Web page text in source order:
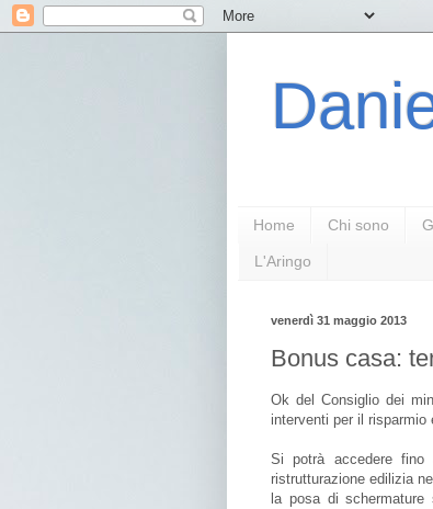
Home Chi sono
L'Aringo
venerdì 31 maggio 2013
Bonus casa:
Ok del Consiglio dei
interventi per il risparmio
Si potrà accedere fino
ristrutturazione edilizia
la posa di